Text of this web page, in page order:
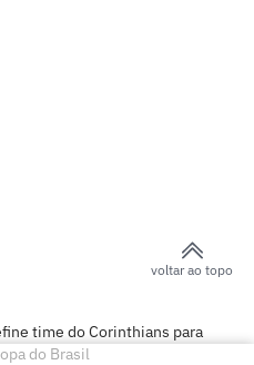
voltar ao topo
time do Corinthians para
do Brasil